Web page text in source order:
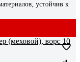
устойчив к